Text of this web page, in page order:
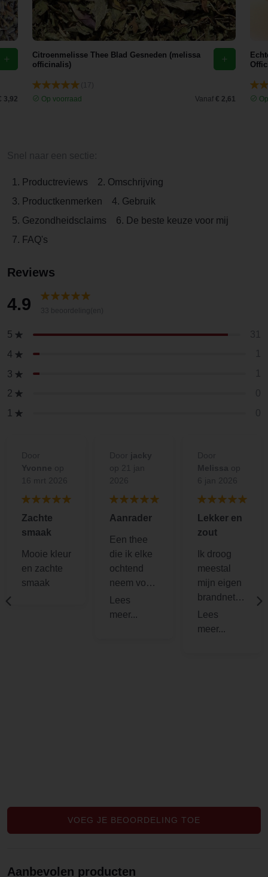
3,92
Citroenmelisse Thee Blad Gesneden (melissa
officinalis)
Op voorraad
Vanaf € 2,61
1. Productreviews
2. Omschrijving
3. Productkenmerken
4. Gebruik
5. Gezondheidsclaims
6. De beste keuze voor mij
7. FAQ's
Reviews
4.9
5
4
3
2
1
Zachte
smaak
Mooie kleur
en zachte
smaak
Aanrader
Een thee
die ik elke
ochtend
neem voor
ontgiften
van mijn
Lekker en
zout
Ik droog
meestal
mijn eigen
brandnetel
s, maar ik
had snel
VOEG JE BEOORDELING TOE
Aanbevolen producten